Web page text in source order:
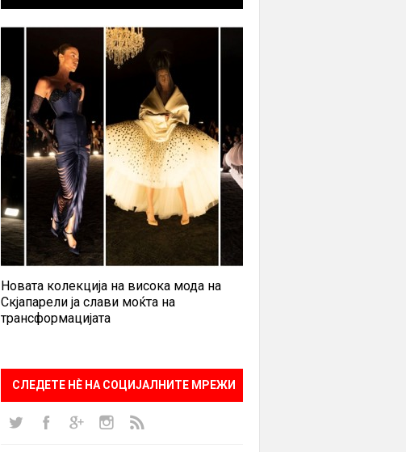
Новата колекција на висока мода на
Скјапарели ја слави моќта на
трансформацијата
СЛЕДЕТЕ НÈ НА СОЦИЈАЛНИТЕ МРЕЖИ